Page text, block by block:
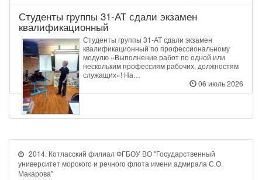
Студенты группы 31‑АТ сдали экзамен
квалификационный
Студенты группы 31‑АТ сдали экзамен
квалификационный по профессиональному
модулю «Выполнение работ по одной или
нескольким профессиям рабочих, должностям
служащих»! На…
06 июль 2026
2014. Котласский филиал ФГБОУ ВО "Государственный
университет морского и речного флота имени адмирала С.О.
Макарова"